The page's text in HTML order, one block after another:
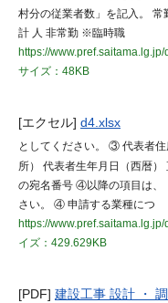
村分の従業者数」を記入。
計 人 非常勤 ※臨時職
https://
サイズ：48KB
[エクセル] d4.xlsx
としてください。 ③ 代表者
所） 代表者生年月日（西暦）
の宛名番号 ④以降の項目は、
さい。 ④ 申請する業種につ
https://
イズ：429.629KB
[PDF] 建設工事 設計 ・